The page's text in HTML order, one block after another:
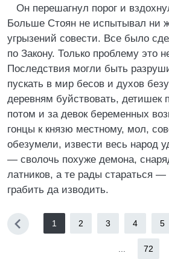
Он перешагнул порог и
Больше Стоян не испытывал ни
угрызений совести. Все было
по Закону. Только проблему это
Последствия могли быть
пускать в мир бесов и духов
деревням буйствовать, детишек
потом и за девок беременных
гонцы к князю местному, мол,
обезумели, извести весь народ
— сволочь похуже демона,
латников, а те рады стараться
грабить да изводить.
1 2 3 4 5
72